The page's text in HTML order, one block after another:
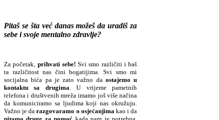
Pitaš se šta već danas možeš da uradiš za
sebe i svoje mentalno zdravlje?
Za početak, prihvati sebe!Svi smo različiti i baš
ta različitost nas čini bogatijima. Svi smo mi
socijalna bića pa je zato važno da ostajemo u
kontaktu sa drugima . U vrijeme pametnih
telefona i društvenih mreža imamo još više načina
da komuniciramo sa ljudima koji nas okružuju.
Važno je darazgovaramo o osjećanjima kao i da